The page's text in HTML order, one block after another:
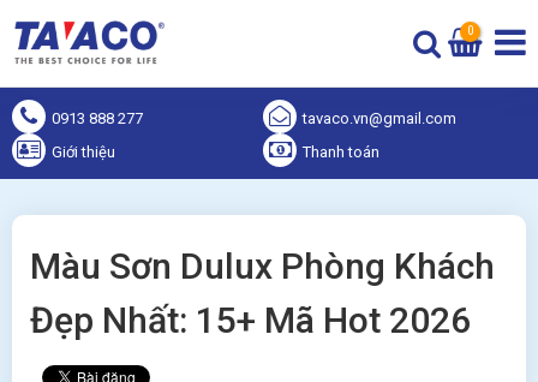
0
0913 888 277
tavaco.vn@gmail.com
Giới thiệu
Thanh toán
Màu Sơn Dulux Phòng Khách
Đẹp Nhất: 15+ Mã Hot 2026